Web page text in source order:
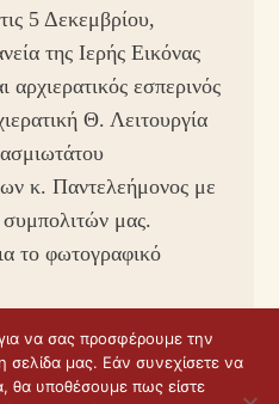
5 Δεκεμβρίου,
της Ιερής Εικόνας
εσπερινός
Θ. Λειτουργία
κ. Παντελεήμονος με
μας.
το φωτογραφικό
να σας προσφέρουμε την
σελίδα μας. Εάν συνεχίσετε να
θα υποθέσουμε πως είστε